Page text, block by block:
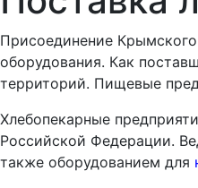
Присоединение
оборудования. Как
территорий. Пищевые
Хлебопекарные
Российской Федерации.
также оборудованием для